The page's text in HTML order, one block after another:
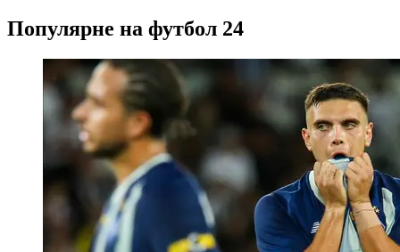
Популярне на футбол 24